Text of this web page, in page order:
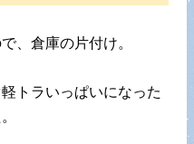
、倉庫の片付け。
トラいっぱいになった